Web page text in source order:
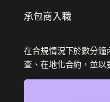
承包商入職
在合規情況下於數分鐘
查、在地化合約，並以